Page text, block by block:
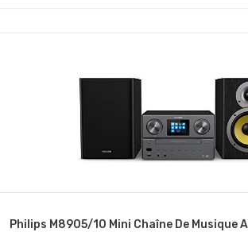
Philips M8905/10 Mini Chaîne De Musique